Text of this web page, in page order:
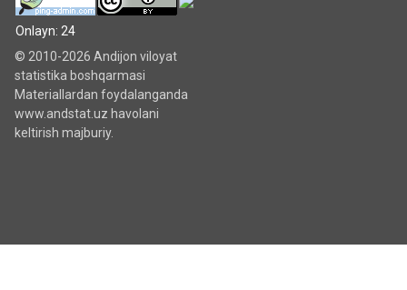
Onlayn: 24
© 2010-2026 Andijon viloyat
statistika boshqarmasi
Materiallardan foydalanganda
www.andstat.uz havolani
keltirish majburiy.